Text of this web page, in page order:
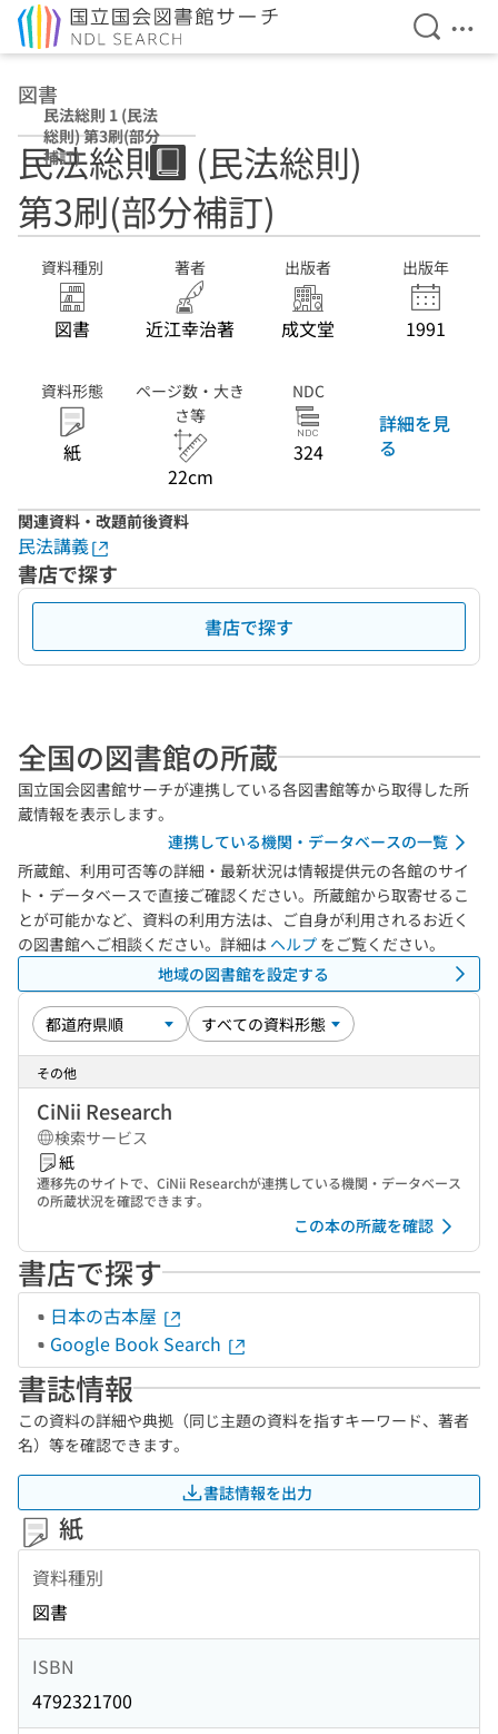
検索を
メ
図書
民法総則 1 (民法
総則) 第3刷(部分
補訂)
民法総則 1 (民法総則)
第3刷(部分補訂)
資料種別
図書
著者
近江幸治著
出版者
成文堂
出版年
1991
資料形態
紙
ページ数・大き
さ等
22cm
NDC
324
詳細を見
る
関連資料・改題前後資料
民法講義
書店で探す
書店で探す
全国の図書館の所蔵
国立国会図書館サーチが連携している各図書館等から取得した所
蔵情報を表示します。
連携している機関・データベースの一覧
所蔵館、利用可否等の詳細・最新状況は情報提供元の各館のサイ
ト・データベースで直接ご確認ください。所蔵館から取寄せるこ
とが可能かなど、資料の利用方法は、ご自身が利用されるお近く
の図書館へご相談ください。詳細は ヘルプ をご覧ください。
地域の図書館を設定する
その他
CiNii Research
検索サービス
紙
遷移先のサイトで、CiNii Researchが連携している機関・データベース
の所蔵状況を確認できます。
この本の所蔵を確認
書店で探す
日本の古本屋
Google Book Search
書誌情報
この資料の詳細や典拠（同じ主題の資料を指すキーワード、著者
名）等を確認できます。
書誌情報を出力
紙
資料種別
図書
ISBN
4792321700